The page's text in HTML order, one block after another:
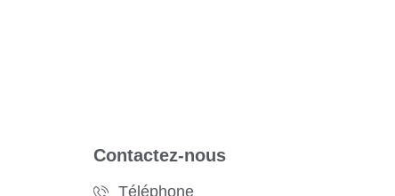
Contactez-nous
Téléphone